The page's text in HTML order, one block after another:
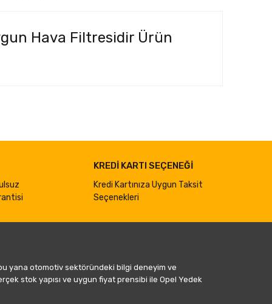
Hava Filtresidir Ürün
KREDİ KARTI SEÇENEĞİ
Kredi Kartınıza Uygun Taksit
Seçenekleri
yana otomotiv sektöründeki bilgi deneyim ve
stok yapısı ve uygun fiyat prensibi ile Opel Yedek